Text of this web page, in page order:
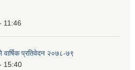
11:46
वार्षिक प्रतिवेदन २०७८-७९
15:40